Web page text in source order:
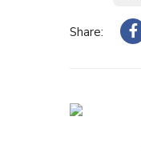
Share: